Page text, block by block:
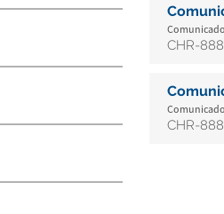
CHR-
CHR-